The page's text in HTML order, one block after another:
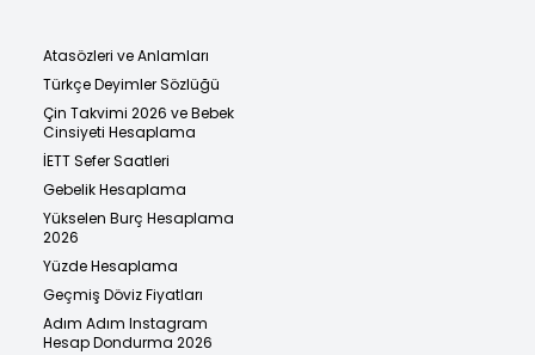
Atasözleri ve Anlamları
Türkçe Deyimler Sözlüğü
Çin Takvimi 2026 ve Bebek
Cinsiyeti Hesaplama
İETT Sefer Saatleri
Gebelik Hesaplama
Yükselen Burç Hesaplama
2026
Yüzde Hesaplama
Geçmiş Döviz Fiyatları
Adım Adım Instagram
Hesap Dondurma 2026